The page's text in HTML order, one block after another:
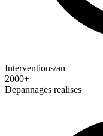
Interventions/an
2000+
Depannages realises